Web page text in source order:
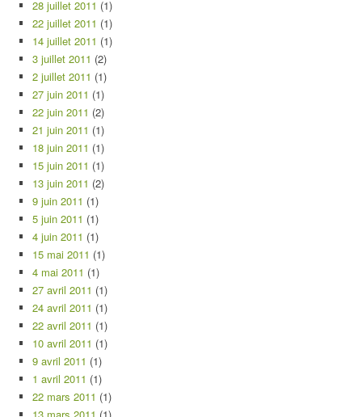
28 juillet 2011 (1)
22 juillet 2011 (1)
14 juillet 2011 (1)
3 juillet 2011 (2)
2 juillet 2011 (1)
27 juin 2011 (1)
22 juin 2011 (2)
21 juin 2011 (1)
18 juin 2011 (1)
15 juin 2011 (1)
13 juin 2011 (2)
9 juin 2011 (1)
5 juin 2011 (1)
4 juin 2011 (1)
15 mai 2011 (1)
4 mai 2011 (1)
27 avril 2011 (1)
24 avril 2011 (1)
22 avril 2011 (1)
10 avril 2011 (1)
9 avril 2011 (1)
1 avril 2011 (1)
22 mars 2011 (1)